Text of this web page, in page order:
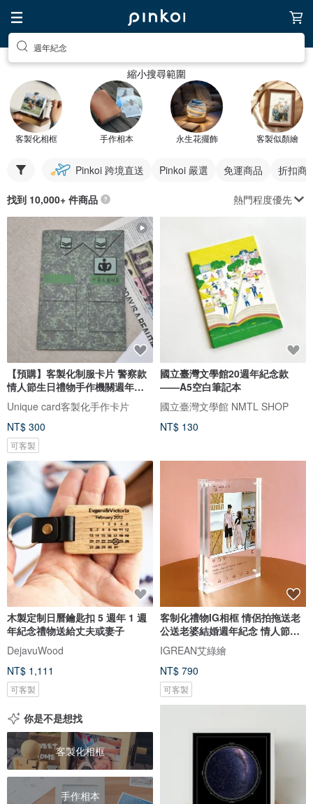
週年紀念
縮小搜尋範圍
客製化相框 手作相本 永生花擺飾 客製似顏繪
Pinkoi 跨境直送 Pinkoi 嚴選 免運商品 折扣商
找到 10,000+ 件商品 熱門程度優先
【預購】客製化制服卡片 警察款
情人節生日禮物手作機關週年紀
念
Unique card客製化手作卡片
NT$ 300
可客製
國立臺灣文學館20週年紀念款
——A5空白筆記本
國立臺灣文學館 NMTL SHOP
NT$ 130
木製定制日曆鑰匙扣 5 週年 1 週
年紀念禮物送給丈夫或妻子
DejavuWood
NT$ 1,111
可客製
客制化禮物IG相框 情侶拍拖送老
公送老婆結婚週年紀念 情人節禮
盒
IGREAN艾綠繪
NT$ 790
可客製
你是不是想找
客製化相框
手作相本